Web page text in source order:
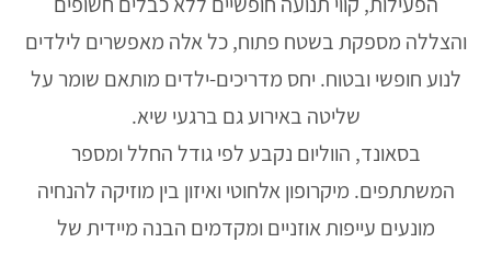
והצללה מספקת בשטח פתוח, כל אלה מאפשרים לילדים
לנוע חופשי ובטוח. יחס מדריכים-ילדים מותאם שומר על
שליטה באירוע גם ברגעי שיא.
בסאונד, הווליום נקבע לפי גודל החלל ומספר
המשתתפים. מיקרופון אלחוטי ואיזון בין מוזיקה להנחיה
מונעים עייפות אוזניים ומקדמים הבנה מיידית של